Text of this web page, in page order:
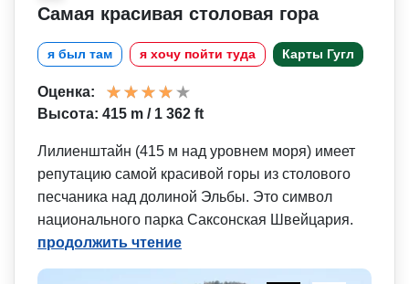
Самая красивая столовая гора
я был там я хочу пойти туда Карты Гугл
Оценка:
Высота: 415 m / 1 362 ft
Лилиенштайн (415 м над уровнем моря) имеет
репутацию самой красивой горы из столового
песчаника над долиной Эльбы. Это символ
национального парка Саксонская Швейцария.
продолжить чтение